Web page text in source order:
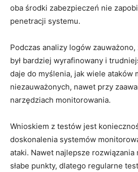
oba środki zabezpieczeń nie
penetracji systemu.
Podczas analizy logów
⁤był⁣ bardziej wyrafinowany i
daje do myślenia, jak wiele ataków
niezauważonych, nawet przy
narzędziach monitorowania.
Wnioskiem z testów jest
doskonalenia ​systemów
ataki. Nawet najlepsze rozwiązania
słabe punkty, dlatego regularne